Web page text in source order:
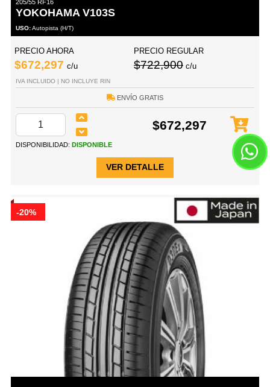
205/55 RF16
YOKOHAMA V103S
USO:Autopista (H/T)
PRECIO AHORA
$672,297 c/u
PRECIO REGULAR
$722,900 c/u
IVA INCLUIDO | NO INCLUYE RIN
ENVÍO GRATIS
$672,297
DISPONIBILIDAD: DISPONIBLE
VER DETALLE
-20%